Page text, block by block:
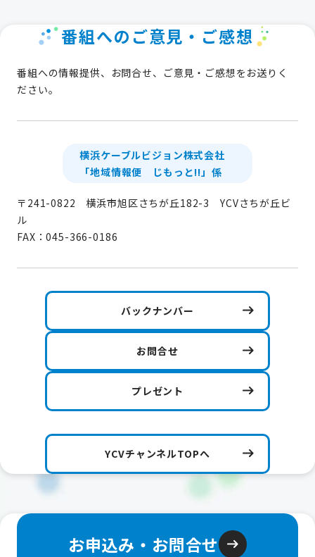
番組へのご意見・ご感想
番組への情報提供、お問合せ、ご意見・ご感想をお送りく
ださい。
横浜ケーブルビジョン株式会社
「地域情報便 じもっと!!」係
〒241-0822 横浜市旭区さちが丘182-3 YCVさちが丘ビ
ル
FAX：045-366-0186
バックナンバー
お問合せ
プレゼント
YCVチャンネルTOPへ
お申込み・お問合せ